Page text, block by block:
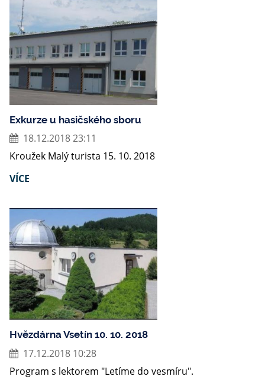
Exkurze u hasičského sboru
18.12.2018 23:11
Kroužek Malý turista 15. 10. 2018
VÍCE
Hvězdárna Vsetín 10. 10. 2018
17.12.2018 10:28
Program s lektorem "Letíme do vesmíru".